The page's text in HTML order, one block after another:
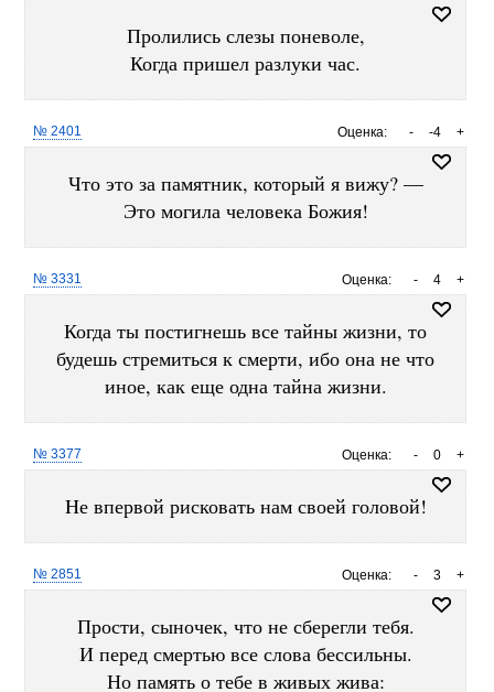
Пролились слезы поневоле,
Когда пришел разлуки час.
Оценка: +
-4
-
№ 2401
Что это за памятник, который я вижу? —
Это могила человека Божия!
Оценка: +
4
-
№ 3331
Когда ты постигнешь все тайны жизни, то
будешь стремиться к смерти, ибо она не что
иное, как еще одна тайна жизни.
Оценка: +
0
-
№ 3377
Hе впервой рисковать нам своей головой!
Оценка: +
3
-
№ 2851
Прости, сыночек, что не сберегли тебя.
И перед смертью все слова бессильны.
Но память о тебе в живых жива: